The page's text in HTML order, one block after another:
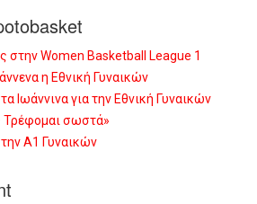
στην Women Basketball League 1
η Εθνική Γυναικών
Ιωάννινα για την Εθνική Γυναικών
Τρέφομαι σωστά»
Α1 Γυναικών